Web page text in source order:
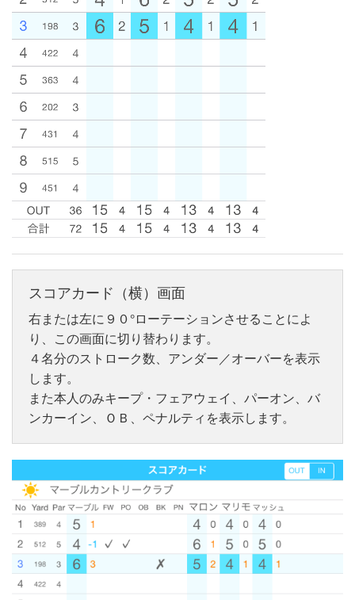
スコアカード（横）画面
右または左に９０°ローテーションさせることによ
り、この画面に切り替わります。
４名分のストローク数、アンダー／オーバーを表示
します。
また本人のみキープ・フェアウェイ、パーオン、バ
ンカーイン、ＯＢ、ペナルティを表示します。